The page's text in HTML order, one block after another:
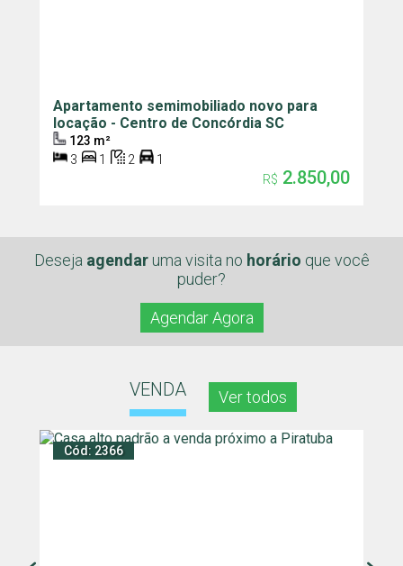
Apartamento semimobiliado novo para
locação - Centro de Concórdia SC
123 m²
3
1 2
1
R$ 2.850,00
Deseja agendaruma visita no horário que você
puder?
Agendar Agora
VENDA Ver todos
Cód: 2366